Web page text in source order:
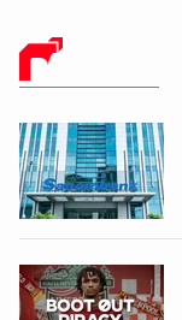
BÁO CHÍ SỐ